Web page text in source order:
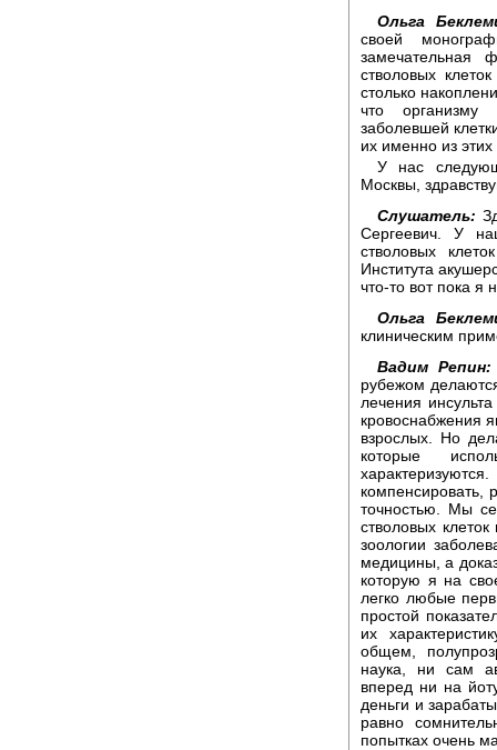
Ольга
своей
замечательная
стволовых
столько
что организму
заболевшей
их именно из этих
У нас
Москвы,
Слушатель:
Сергеевич. У
стволовых
Института
что-то вот пока я
Ольга
клиническим
Вадим Репин:
рубежом
лечения
кровоснабжения
взрослых. Но
которые
компенсировать,
точностью. Мы
стволовых
зоологии
медицины, а
которую я на
легко любые
простой
их
общем,
наука, ни сам
вперед ни на
деньги и
равно
попытках очень